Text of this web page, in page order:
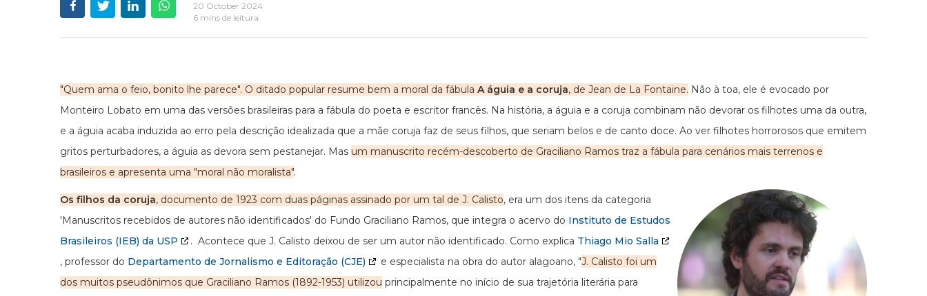
20 October 2024
6 mins de leitura
"Quem ama o feio, bonito lhe parece". O ditado popular resume bem a moral da fábula A águia e a coruja, de Jean de La Fontaine. Não à toa, ele é evocado por
Monteiro Lobato em uma das versões brasileiras para a fábula do poeta e escritor francês. Na história, a águia e a coruja combinam não devorar os filhotes uma da outra,
e a águia acaba induzida ao erro pela descrição idealizada que a mãe coruja faz de seus filhos, que seriam belos e de canto doce. Ao ver filhotes horrorosos que emitem
gritos perturbadores, a águia as devora sem pestanejar. Mas um manuscrito recém-descoberto de Graciliano Ramos traz a fábula para cenários mais terrenos e
brasileiros e apresenta uma "moral não moralista".
Os filhos da coruja, documento de 1923 com duas páginas assinado por um tal de J. Calisto, era um dos itens da categoria
'Manuscritos recebidos de autores não identificados' do Fundo Graciliano Ramos, que integra o acervo do Instituto de Estudos
Brasileiros (IEB) da USP
. Acontece que J. Calisto deixou de ser um autor não identificado. Como explica Thiago Mio Salla
, professor do Departamento de Jornalismo e Editoração (CJE) e especialista na obra do autor alagoano, "J. Calisto foi um
dos muitos pseudônimos que Graciliano Ramos (1892-1953) utilizou principalmente no início de sua trajetória literária para